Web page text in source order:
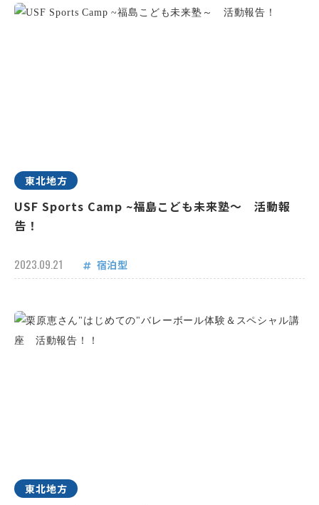
東北地方
USF Sports Camp ~福島こども未来塾～ 活動報
告！
2023.09.21 宿泊型
東北地方